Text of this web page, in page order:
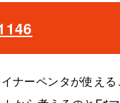
ナーペンタが使える